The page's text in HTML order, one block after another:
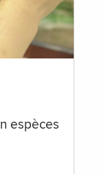
espèces